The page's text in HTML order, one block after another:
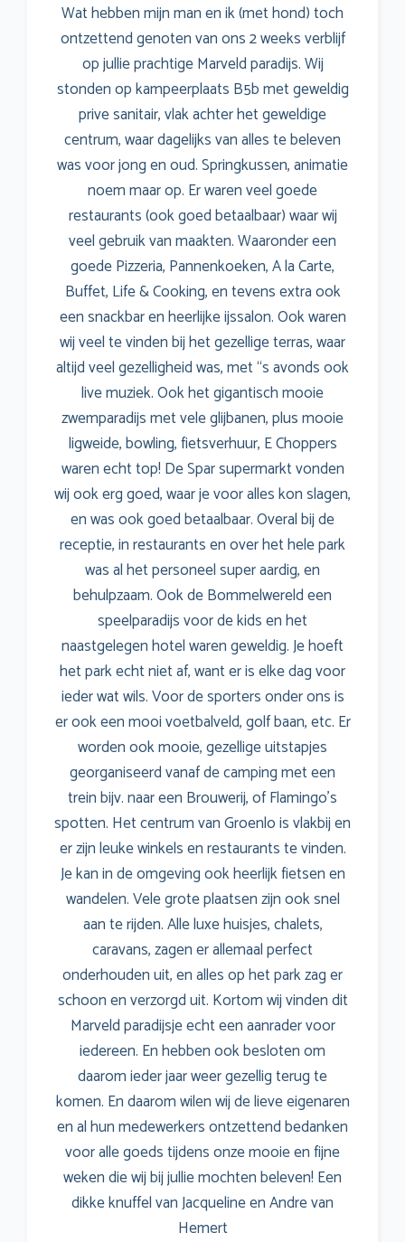
Wat hebben mijn man en ik (met hond) toch
ontzettend genoten van ons 2 weeks verblijf
op jullie prachtige Marveld paradijs. Wij
stonden op kampeerplaats B5b met geweldig
prive sanitair, vlak achter het geweldige
centrum, waar dagelijks van alles te beleven
was voor jong en oud. Springkussen, animatie
noem maar op. Er waren veel goede
restaurants (ook goed betaalbaar) waar wij
veel gebruik van maakten. Waaronder een
goede Pizzeria, Pannenkoeken, A la Carte,
Buffet, Life & Cooking, en tevens extra ook
een snackbar en heerlijke ijssalon. Ook waren
wij veel te vinden bij het gezellige terras, waar
altijd veel gezelligheid was, met ‘‘s avonds ook
live muziek. Ook het gigantisch mooie
zwemparadijs met vele glijbanen, plus mooie
ligweide, bowling, fietsverhuur, E Choppers
waren echt top! De Spar supermarkt vonden
wij ook erg goed, waar je voor alles kon slagen,
en was ook goed betaalbaar. Overal bij de
receptie, in restaurants en over het hele park
was al het personeel super aardig, en
behulpzaam. Ook de Bommelwereld een
speelparadijs voor de kids en het
naastgelegen hotel waren geweldig. Je hoeft
het park echt niet af, want er is elke dag voor
ieder wat wils. Voor de sporters onder ons is
er ook een mooi voetbalveld, golf baan, etc. Er
worden ook mooie, gezellige uitstapjes
georganiseerd vanaf de camping met een
trein bijv. naar een Brouwerij, of Flamingo’s
spotten. Het centrum van Groenlo is vlakbij en
er zijn leuke winkels en restaurants te vinden.
Je kan in de omgeving ook heerlijk fietsen en
wandelen. Vele grote plaatsen zijn ook snel
aan te rijden. Alle luxe huisjes, chalets,
caravans, zagen er allemaal perfect
onderhouden uit, en alles op het park zag er
schoon en verzorgd uit. Kortom wij vinden dit
Marveld paradijsje echt een aanrader voor
iedereen. En hebben ook besloten om
daarom ieder jaar weer gezellig terug te
komen. En daarom wilen wij de lieve eigenaren
en al hun medewerkers ontzettend bedanken
voor alle goeds tijdens onze mooie en fijne
weken die wij bij jullie mochten beleven! Een
dikke knuffel van Jacqueline en Andre van
Hemert